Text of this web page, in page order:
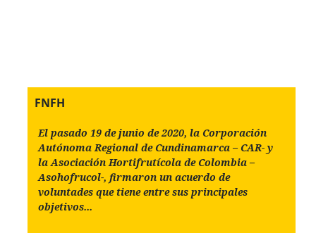
FNFH
El pasado 19 de junio de 2020, la Corporación
Autónoma Regional de Cundinamarca – CAR- y
la Asociación Hortifrutícola de Colombia –
Asohofrucol-, firmaron un acuerdo de
voluntades que tiene entre sus principales
objetivos...